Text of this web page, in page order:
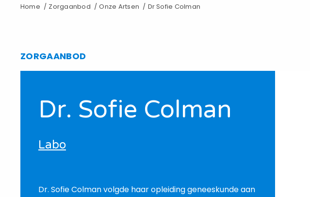
Kruimelpad
Home Zorgaanbod Onze Artsen Dr Sofie Colman
ZORGAANBOD
Dr. Sofie Colman
Labo
Dr. Sofie Colman volgde haar opleiding geneeskunde aan